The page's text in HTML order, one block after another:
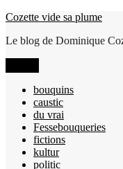
Aller
contenu
Cozette vide sa plume
Le blog de Dominique
bouquins
caustic
du vrai
Fessebouqueries
fictions
kultur
politic